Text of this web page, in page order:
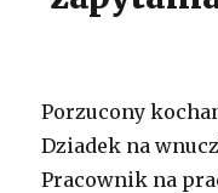
Porzucony
Dziadek na
Pracownik na